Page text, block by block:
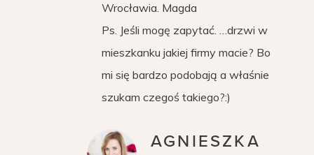
Wrocławia. Magda
Ps. Jeśli mogę zapytać. …drzwi w
mieszkanku jakiej firmy macie? Bo
mi się bardzo podobają a właśnie
szukam czegoś takiego?:)
AGNIESZKA